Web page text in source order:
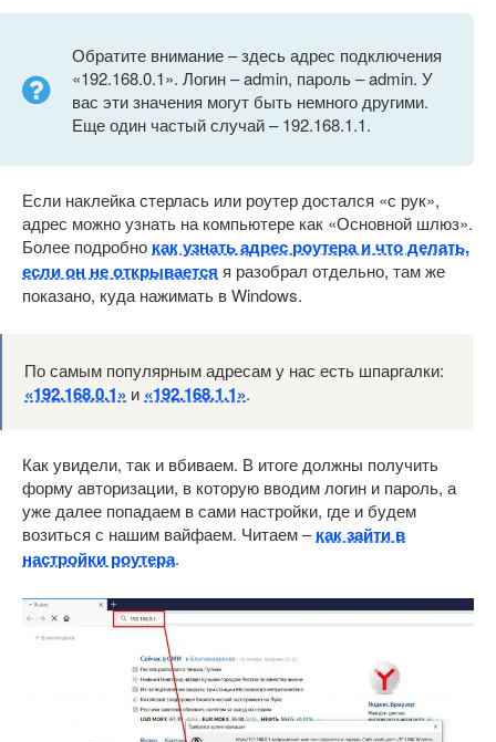
Обратите внимание – здесь адрес подключения
«192.168.0.1». Логин – admin, пароль – admin. У
вас эти значения могут быть немного другими.
Еще один частый случай – 192.168.1.1.
Если наклейка стерлась или роутер достался «с рук»,
адрес можно узнать на компьютере как «Основной шлюз».
Более подробно как узнать адрес роутера и что делать,
если он не открывается я разобрал отдельно, там же
показано, куда нажимать в Windows.
По самым популярным адресам у нас есть шпаргалки:
«192.168.0.1» и «192.168.1.1».
Как увидели, так и вбиваем. В итоге должны получить
форму авторизации, в которую вводим логин и пароль, а
уже далее попадаем в сами настройки, где и будем
возиться с нашим вайфаем. Читаем –как зайти в
настройки роутера.